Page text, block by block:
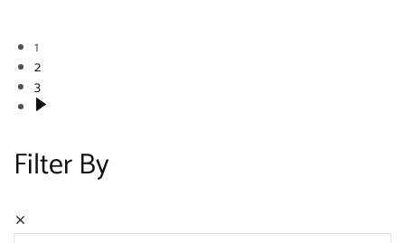
1
2
3
Filter By